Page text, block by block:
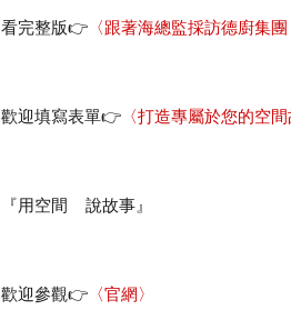
看完整版👉 〈跟著海總監採訪德廚集
歡迎填寫表單👉 〈打造專屬於您的空間
『用空間 說故事』
歡迎參觀👉 〈官網〉